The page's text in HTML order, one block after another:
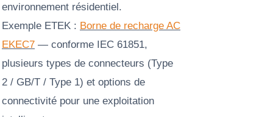
environnement résidentiel.
Exemple ETEK : Borne de recharge AC
EKEC7 — conforme IEC 61851,
plusieurs types de connecteurs (Type
2 / GB/T / Type 1) et options de
connectivité pour une exploitation